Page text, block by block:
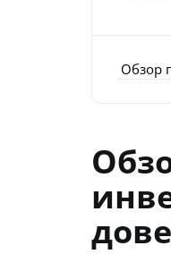
Обзор